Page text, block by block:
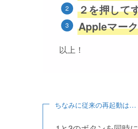
２を押して
Appleマー
以上！
ちなみに従来の再起動は…